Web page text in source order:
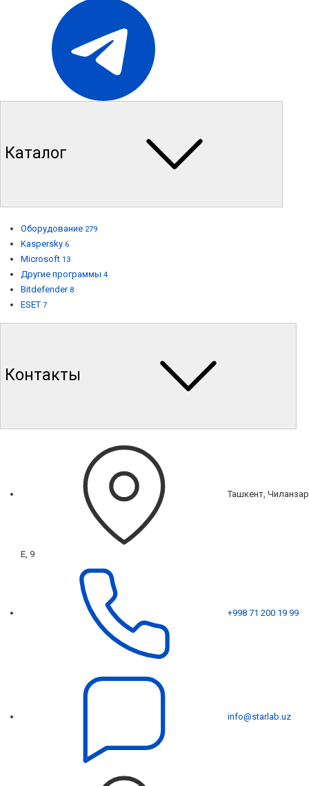
Каталог
Оборудование 279
Kaspersky 6
Microsoft 13
Другие программы 4
Bitdefender 8
ESET 7
Контакты
Ташкент, Чиланзар
Е, 9
+998 71 200 19 99
info@starlab.uz